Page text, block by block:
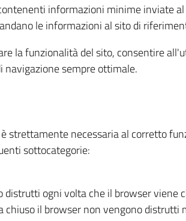
informazioni minime inviate
le informazioni al sito di
la funzionalità del sito, consentire
sempre ottimale.
strettamente necessaria al corretto
sottocategorie:
distrutti ogni volta che il browser viene
chiuso il browser non vengono